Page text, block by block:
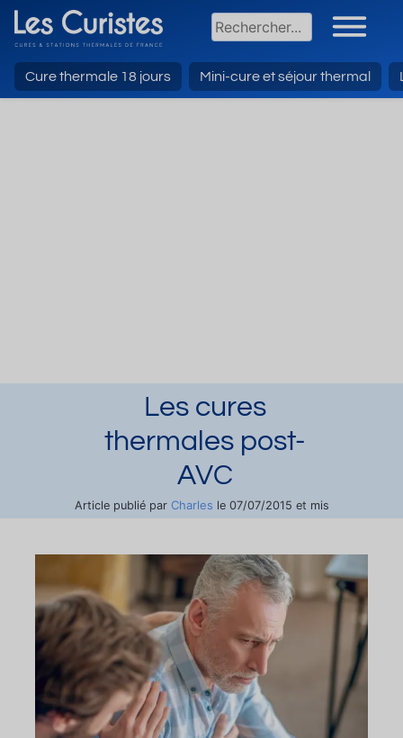
Cure thermale 18 jours Mini-cure et séjour thermal
Les cures
thermales post-
AVC
Article publié par Charles le 07/07/2015 et mis
Séquelles d’AVC Hémiplégie
Demander une documentation